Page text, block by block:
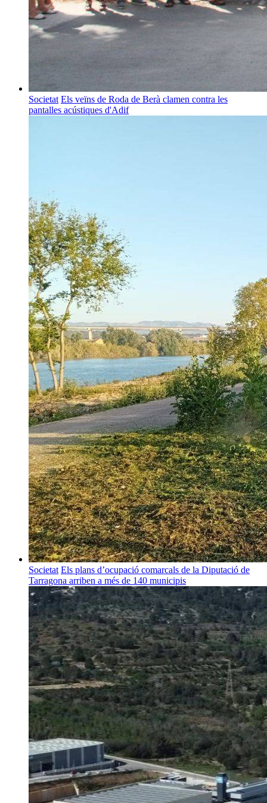
Societat Els veïns de Roda de Berà clamen contra les
pantalles acústiques d'Adif
Societat Els plans d’ocupació comarcals de la Diputació de
Tarragona arriben a més de 140 municipis